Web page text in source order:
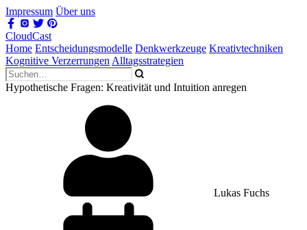
Impressum Über uns
CloudCast
Home Entscheidungsmodelle Denkwerkzeuge Kreativtechniken
Kognitive Verzerrungen Alltagsstrategien
Hypothetische Fragen: Kreativität und Intuition anregen
Lukas Fuchs